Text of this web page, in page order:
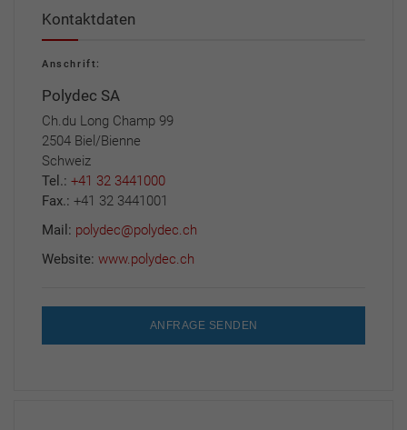
Kontaktdaten
Anschrift:
Polydec SA
Ch.du Long Champ 99
2504 Biel/Bienne
Schweiz
Tel.: +41 32 3441000
Fax.: +41 32 3441001
Mail: polydec@polydec.ch
Website: www.polydec.ch
ANFRAGE SENDEN